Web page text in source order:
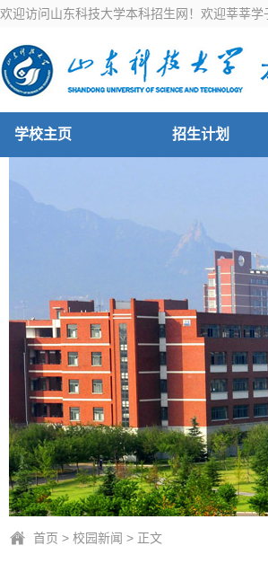
欢迎访问山东科技大学本科招生网！欢迎莘莘学
学校主页 招生计划
首页 > 校园新闻 > 正文